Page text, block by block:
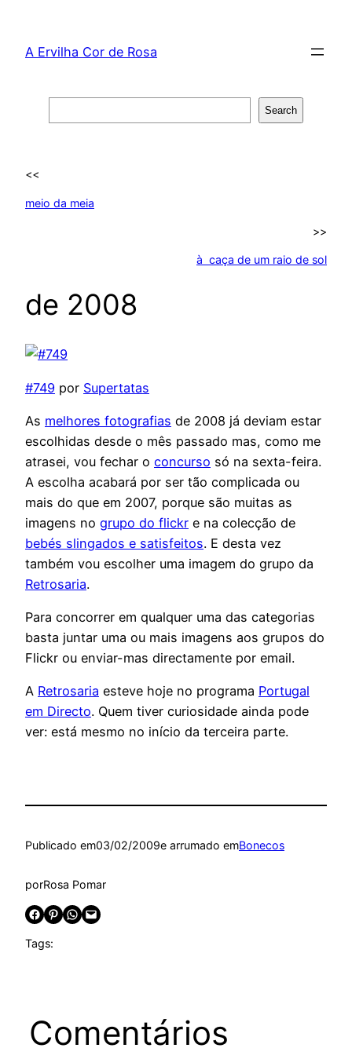
content
A Ervilha Cor de Rosa
Search
<<
meio da meia
>>
à caça de um raio de sol
de 2008
#749 por Supertatas
As melhores fotografias de 2008 já deviam estar
escolhidas desde o mês passado mas, como me
atrasei, vou fechar o concurso só na sexta-feira.
A escolha acabará por ser tão complicada ou
mais do que em 2007, porque são muitas as
imagens no grupo do flickr e na colecção de
bebés slingados e satisfeitos. E desta vez
também vou escolher uma imagem do grupo da
Retrosaria.
Para concorrer em qualquer uma das categorias
basta juntar uma ou mais imagens aos grupos do
Flickr ou enviar-mas directamente por email.
A Retrosaria esteve hoje no programa Portugal
em Directo. Quem tiver curiosidade ainda pode
ver: está mesmo no início da terceira parte.
Publicado em03/02/2009e arrumado emBonecos
porRosa Pomar
Share on Facebook Share on Pinterest Share on WhatsApp Email this Page
Tags:
Comentários